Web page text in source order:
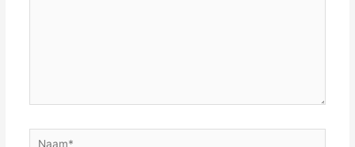
Naam*